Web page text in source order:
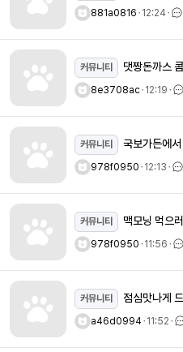
881a0816ㆍ12:24ㆍ
커뮤니티 댓짱돈까스
8e3708acㆍ12:19ㆍ
커뮤니티 국보가든에
978f0950ㆍ12:13ㆍ
커뮤니티 맥모닝 먹으
978f0950ㆍ11:56ㆍ
커뮤니티 점심맛나게
a46d0994ㆍ11:52ㆍ